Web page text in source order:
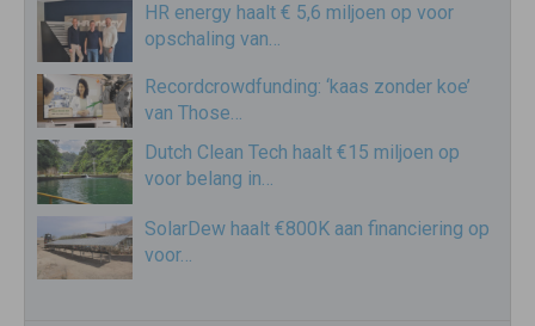
HR energy haalt € 5,6 miljoen op voor
opschaling van…
Recordcrowdfunding: ‘kaas zonder koe’
van Those…
Dutch Clean Tech haalt €15 miljoen op
voor belang in…
SolarDew haalt €800K aan financiering op
voor…